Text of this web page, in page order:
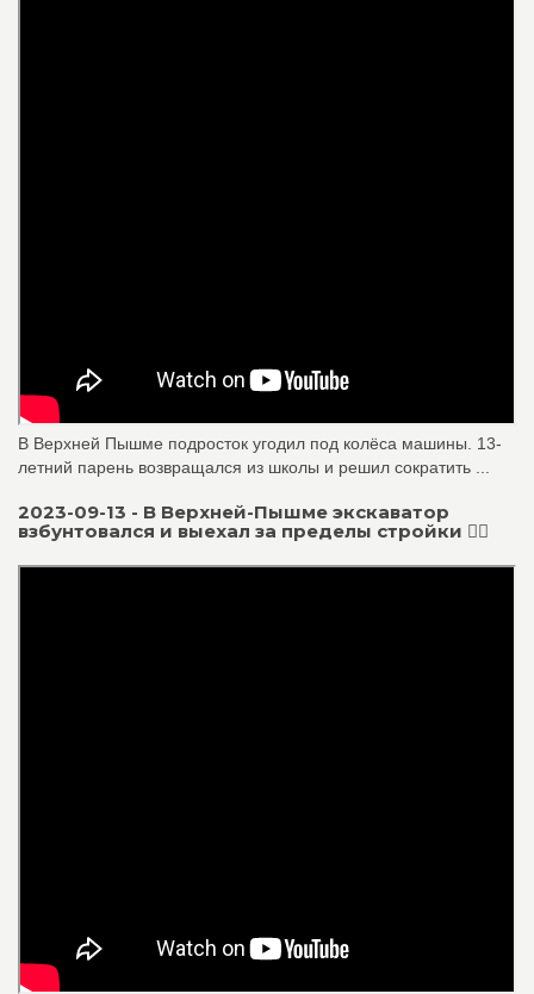
В Верхней Пышме подросток угодил под колёса машины. 13-
летний парень возвращался из школы и решил сократить ...
2023-09-13 - В Верхней-Пышме экскаватор
взбунтовался и выехал за пределы стройки 🙆‍♂️